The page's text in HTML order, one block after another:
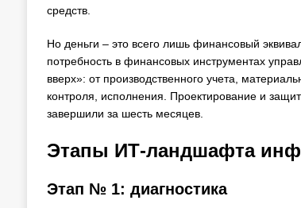
средств.
Но деньги – это всего лишь финансовый
потребность в финансовых инструментах
вверх»: от производственного учета,
контроля, исполнения. Проектирование и
завершили за шесть месяцев.
Этапы ИТ-ландшафта
Этап № 1: диагностика